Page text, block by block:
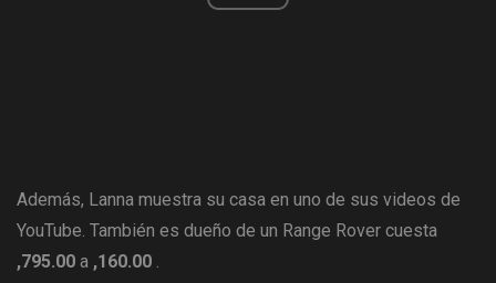
Además, Lanna muestra su casa en uno de sus videos de
YouTube. También es dueño de un Range Rover cuesta
,795.00 a ,160.00 .